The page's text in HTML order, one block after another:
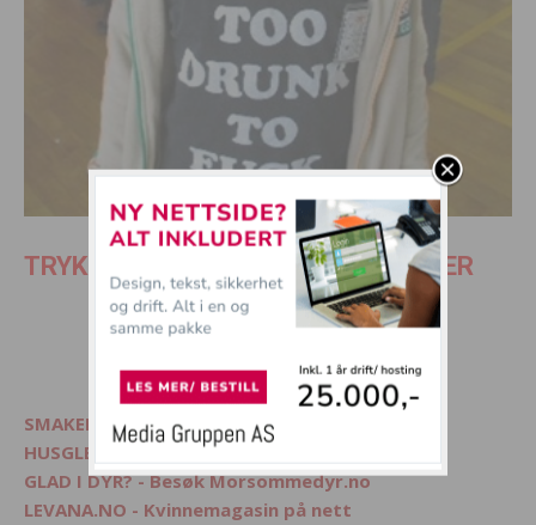
TRYKK PÅ SIDE 2 FOR SISTE 8 BILDER
1
SMAKELIG - Mat, interiør og livsglede
HUSGLEDE.NO - Finn lekre matoppskrifter
GLAD I DYR? - Besøk Morsommedyr.no
LEVANA.NO - Kvinnemagasin på nett